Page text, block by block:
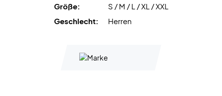
Größe:
S / M / L / XL / XXL
Geschlecht:
Herren